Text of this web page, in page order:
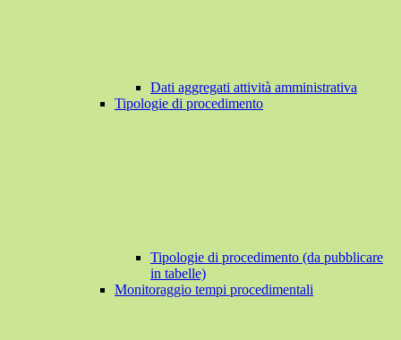
Dati aggregati attività amministrativa
Tipologie di procedimento
Tipologie di procedimento (da pubblicare
in tabelle)
Monitoraggio tempi procedimentali